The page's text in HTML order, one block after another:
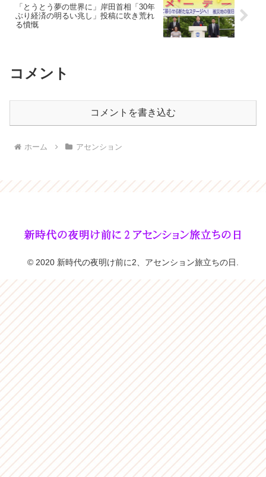
「とうとう夢の世界に」岸田首相「30年
ぶり経済の明るい兆し」投稿に吹き荒れ
る憤慨
コメント
コメントを書き込む
ホーム アセンション
© 2020 新時代の夜明け前に2、アセンション旅立ちの日.